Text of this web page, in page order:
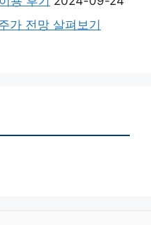
가 전망 살펴보기